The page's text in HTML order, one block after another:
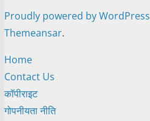
Proudly powered by WordPress
Themeansar.
Home
Contact Us
कॉपीराइट
गोपनीयता नीति